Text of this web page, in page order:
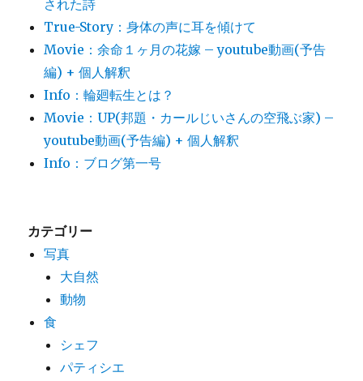
された詩
True-Story：身体の声に耳を傾けて
Movie：余命１ヶ月の花嫁 – youtube動画(予告
編) + 個人解釈
Info：輪廻転生とは？
Movie：UP(邦題・カールじいさんの空飛ぶ家) –
youtube動画(予告編) + 個人解釈
Info：ブログ第一号
カテゴリー
写真
大自然
動物
食
シェフ
パティシエ